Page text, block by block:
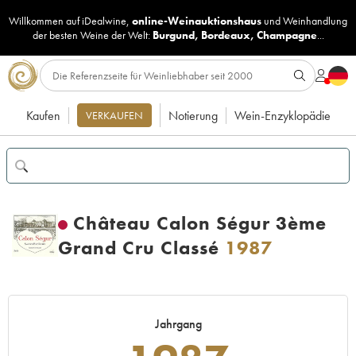
Willkommen auf iDealwine, online-Weinauktionshaus undWeinhandlung
der besten Weine der Welt: Burgund, Bordeaux, Champagne...
Kaufen VERKAUFEN Notierung Wein-Enzyklopädie
Château Calon Ségur 3ème
Grand Cru Classé 1987
Jahrgang